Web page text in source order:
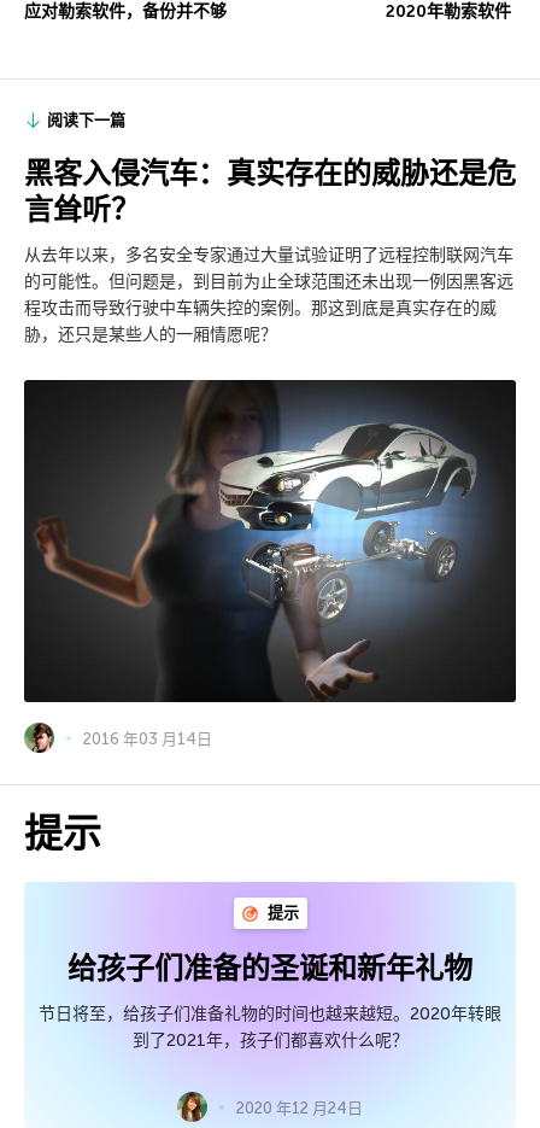
应对勒索软件，备份并不够 2020年勒索软件
阅读下一篇
黑客入侵汽车：真实存在的威胁还是危
言耸听？
从去年以来，多名安全专家通过大量试验证明了远程控制联网汽车
的可能性。但问题是，到目前为止全球范围还未出现一例因黑客远
程攻击而导致行驶中车辆失控的案例。那这到底是真实存在的威
胁，还只是某些人的一厢情愿呢？
2016 年03 月14日
提示
提示
给孩子们准备的圣诞和新年礼物
节日将至，给孩子们准备礼物的时间也越来越短。2020年转眼
到了2021年，孩子们都喜欢什么呢？
2020 年12 月24日